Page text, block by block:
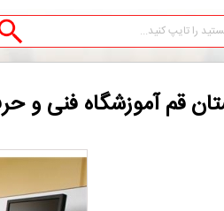
قم آموزشگاه فنی و